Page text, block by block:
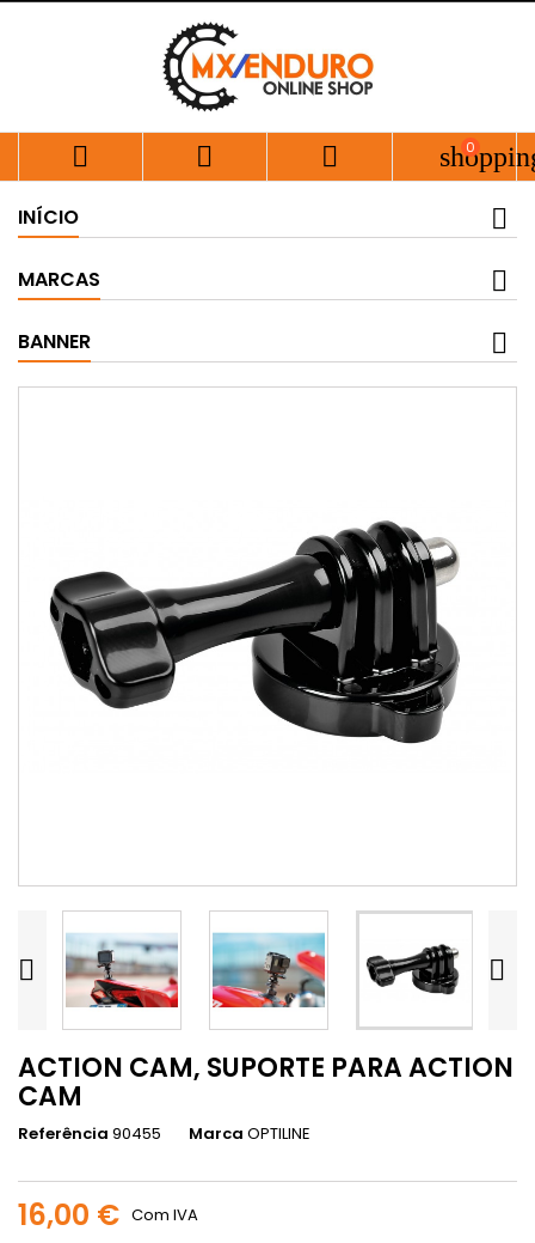
   0
INÍCIO
MARCAS
BANNER
 
ACTION CAM, SUPORTE PARA ACTION
CAM
Referência 90455 Marca OPTILINE
16,00 € Com IVA